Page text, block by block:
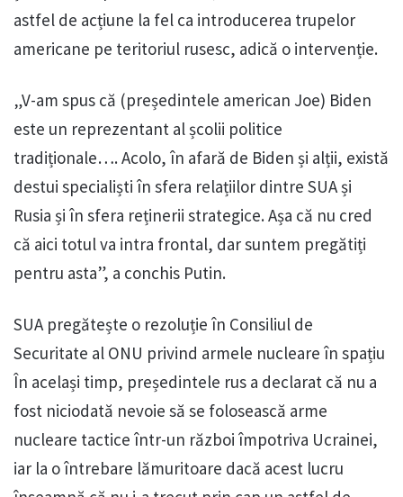
astfel de acțiune la fel ca introducerea trupelor
americane pe teritoriul rusesc, adică o intervenție.
„V-am spus că (președintele american Joe) Biden
este un reprezentant al școlii politice
tradiționale…. Acolo, în afară de Biden și alții, există
destui specialiști în sfera relațiilor dintre SUA și
Rusia și în sfera reținerii strategice. Așa că nu cred
că aici totul va intra frontal, dar suntem pregătiți
pentru asta”, a conchis Putin.
SUA pregătește o rezoluție în Consiliul de
Securitate al ONU privind armele nucleare în spațiu
În același timp, președintele rus a declarat că nu a
fost niciodată nevoie să se folosească arme
nucleare tactice într-un război împotriva Ucrainei,
iar la o întrebare lămuritoare dacă acest lucru